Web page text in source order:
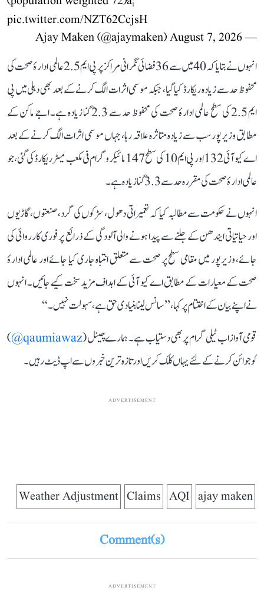
pic.twitter.com/NZT62CcjsH
— Ajay Maken (@ajaymaken)
August 7, 2026
انہوں نے بتایا کہ 40 میں سے 36 فضائی نگرانی مراکز پر پی ایم 2.5 عالمی ادارۂ صحت کی
محفوظ حد سے زیادہ ریکارڈ کیا گیا، جبکہ موسمی اثرات الگ کرنے کے بعد بھی دہلی میں پی
ایم 2.5 کی سطح عالمی ادارۂ صحت کی محفوظ حد سے 2.3 گنا زیادہ ہے۔ اجے ماکن کے
مطابق وزیرپور سب سے زیادہ متاثرہ علاقہ رہا، جہاں موسمی اثرات الگ کرنے کے بعد
اے کیو آئی 132 اور پی ایم 10 کی سطح 147 مائیکروگرام فی مکعب میٹر ریکارڈ کی گئی، جو
عالمی ادارۂ صحت کی مقررہ حد سے 3.3 گنا زیادہ ہے۔
انہوں نے حکومت سے مطالبہ کیا کہ تعمیراتی دھول، سڑکوں کی گرد، صنعتوں، گاڑیوں
اور حیاتیاتی ایندھن کے جلنے سے پیدا ہونے والی آلودگی کے ذرائع پر فوری کارروائی کی
جائے، وزیرپور میں مقامی سطح پر صحت سے متعلق انتباہ جاری کیا جائے اور عالمی ادارۂ
صحت کے معیارات کے مطابق اے کیو آئی کے اہداف مزید سخت کیے جائیں۔ انہوں
نے اپنے بیان کے اختتام پر کہا، ’’سانس لینا بنیادی حق ہے، سہولت نہیں۔‘‘
قومی آواز اب ٹیلی گرام پر بھی دستیاب ہے۔ ہمارے چینل (qaumiawaz@
)
کو جوائن کرنے کے لئے یہاں کلک کریں اور تازہ ترین خبروں سے اپ ڈیٹ رہیں۔
ADVERTISEMENT
ajay maken
AQI
Claims
Weather Adjustment
Comment(s)
ADVERTISEMENT